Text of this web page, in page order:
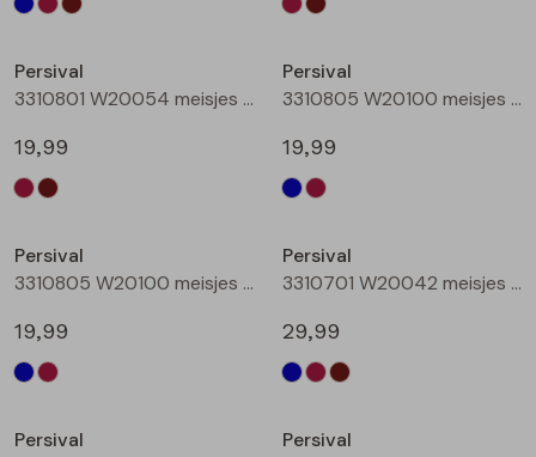
Persival
3310801 W20054 meisjes rok kort Bruin donker
19,99
Persival
3310805 W20100 meisjes rok kort Marine
19,99
Persival
3310805 W20100 meisjes rok kort Bordeaux
19,99
Persival
3310701 W20042 meisjes Jurk Marine
29,99
Persival
Persival